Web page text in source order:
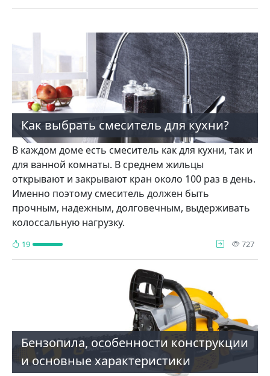
Как выбрать смеситель для кухни?
В каждом доме есть смеситель как для кухни, так и
для ванной комнаты. В среднем жильцы
открывают и закрывают кран около 100 раз в день.
Именно поэтому смеситель должен быть
прочным, надежным, долговечным, выдерживать
колоссальную нагрузку.
19 727
Бензопила, особенности конструкции
и основные характеристики